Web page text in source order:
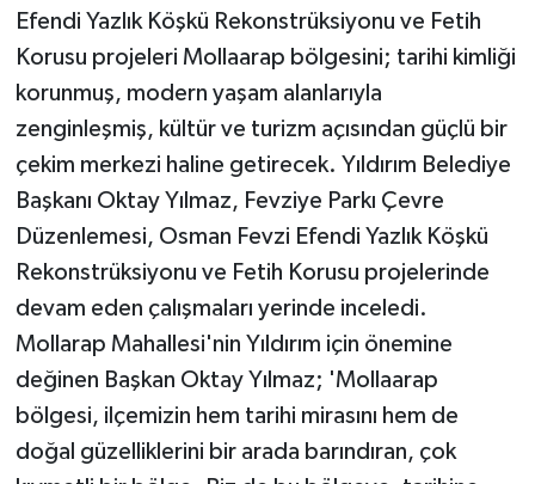
Efendi Yazlık Köşkü Rekonstrüksiyonu ve Fetih
Korusu projeleri Mollaarap bölgesini; tarihi kimliği
korunmuş, modern yaşam alanlarıyla
zenginleşmiş, kültür ve turizm açısından güçlü bir
çekim merkezi haline getirecek. Yıldırım Belediye
Başkanı Oktay Yılmaz, Fevziye Parkı Çevre
Düzenlemesi, Osman Fevzi Efendi Yazlık Köşkü
Rekonstrüksiyonu ve Fetih Korusu projelerinde
devam eden çalışmaları yerinde inceledi.
Mollarap Mahallesi'nin Yıldırım için önemine
değinen Başkan Oktay Yılmaz; 'Mollaarap
bölgesi, ilçemizin hem tarihi mirasını hem de
doğal güzelliklerini bir arada barındıran, çok